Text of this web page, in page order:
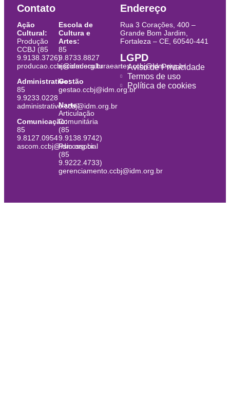
Contato
Ação
Cultural:
Produção
CCBJ (85
9.9138.3726)
producao.ccbj@idm.org.br
Administrativo:
85
9.9233.0228
administrativo.ccbj@idm.org.br
Comunicação:
85
9.8127.0954
ascom.ccbj@idm.org.br
Escola de
Cultura e
Artes:
85
9.8733.8827
escoladeculturaeartes.ccbj@idm.org.br
Gestão
gestao.ccbj@idm.org.br
Narte:
Articulação
Comunitária
(85
9.9138.9742)
Psicossocial
(85
9.9222.4733)
gerenciamento.ccbj@idm.org.br
Endereço
Rua 3 Corações, 400 –
Grande Bom Jardim,
Fortaleza – CE, 60540-441
LGPD
Aviso de Privacidade
Termos de uso
Política de cookies